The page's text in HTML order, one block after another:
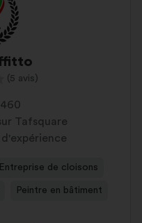
(5 avis)
Tafsquare
d'expérience
Entreprise de cloisons
Peintre en bâtiment